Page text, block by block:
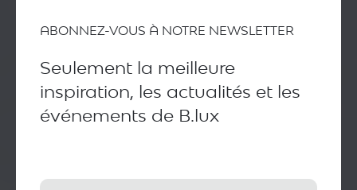
ABONNEZ-VOUS À NOTRE NEWSLETTER
Seulement la meilleure
inspiration, les actualités et les
événements de B.lux